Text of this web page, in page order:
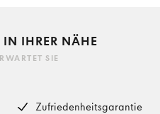
IHRER NÄHE
SIE
Zufriedenheitsgarantie